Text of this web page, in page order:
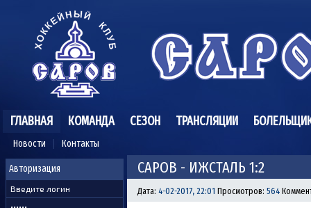
ГЛАВНАЯ
Новости Контакты
КОМАНДА СЕЗОН ТРАНСЛЯЦИИ
Авторизация САРОВ - ИЖСТАЛЬ 1:2
Дата: 4-02-2017, 22:01 Просмотров: 564